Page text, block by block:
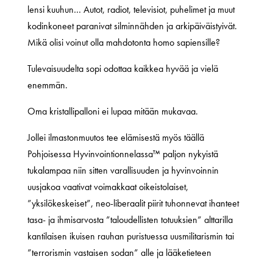
lensi kuuhun… Autot, radiot, televisiot, puhelimet ja muut
kodinkoneet paranivat silminnähden ja arkipäiväistyivät.
Mikä olisi voinut olla mahdotonta homo sapiensille?
Tulevaisuudelta sopi odottaa kaikkea hyvää ja vielä
enemmän.
Oma kristallipalloni ei lupaa mitään mukavaa.
Jollei ilmastonmuutos tee elämisestä myös täällä
Pohjoisessa Hyvinvointionnelassa™ paljon nykyistä
tukalampaa niin sitten varallisuuden ja hyvinvoinnin
uusjakoa vaativat voimakkaat oikeistolaiset,
”yksilökeskeiset”, neo-liberaalit piirit tuhonnevat ihanteet
tasa- ja ihmisarvosta ”taloudellisten totuuksien” alttarilla
kantilaisen ikuisen rauhan puristuessa uusmilitarismin tai
”terrorismin vastaisen sodan” alle ja lääketieteen